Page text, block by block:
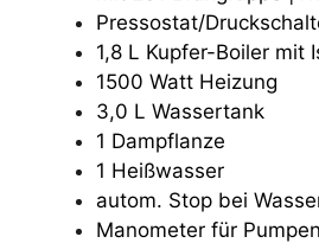
Pressostat/
1,8 L Kupfer-Boiler mit
1500 Watt Heizung
3,0 L Wassertank
1 Dampflanze
1 Heißwasser
autom. Stop bei
Manometer für